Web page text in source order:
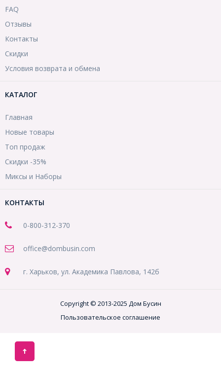
FAQ
Отзывы
Контакты
Скидки
Условия возврата и обмена
КАТАЛОГ
Главная
Новые товары
Топ продаж
Скидки -35%
Миксы и Наборы
КОНТАКТЫ
0-800-312-370
office@dombusin.com
г. Харьков, ул. Академика Павлова, 142б
Copyright © 2013-2025 Дом Бусин
Пользовательское соглашение